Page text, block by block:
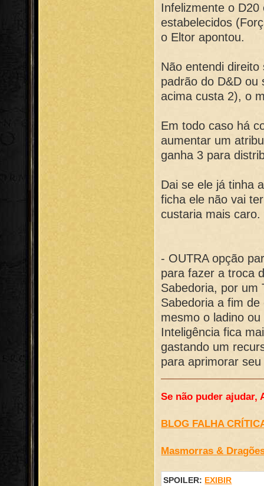
Infelizmente o
estabelecidos
o Eltor apontou.
Não entendi
padrão do D&D
acima custa 2), o
Em todo caso há
aumentar um
ganha 3 para
Dai se ele já tinha
ficha ele não vai
custaria mais caro.
- OUTRA opção
para fazer a troca
Sabedoria, por um
Sabedoria a fim
mesmo o ladino
Inteligência fica
gastando um
para aprimorar
Se não puder ajudar,
BLOG FALHA
Masmorras &
SPOILER: EXIBIR